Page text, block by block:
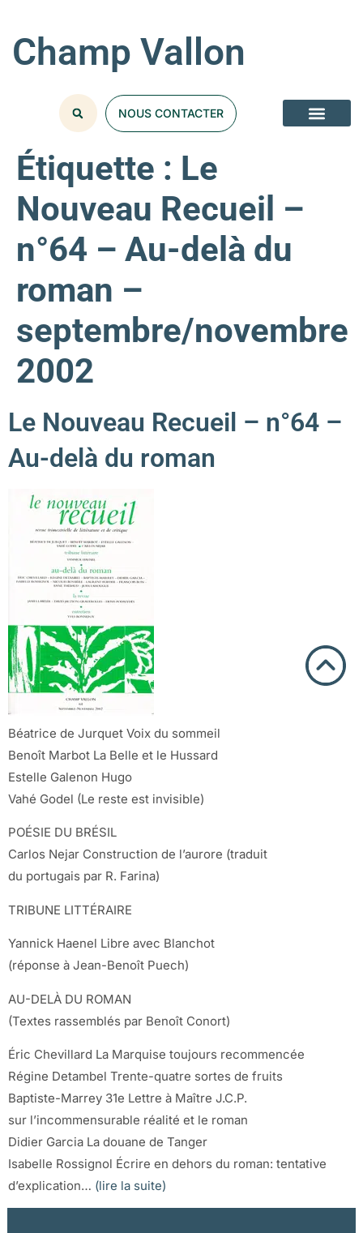
Champ Vallon
NOUS CONTACTER
Étiquette : Le
Nouveau Recueil –
n°64 – Au-delà du
roman –
septembre/novembre
2002
Le Nouveau Recueil – n°64 –
Au-delà du roman
Béatrice de Jurquet Voix du sommeil
Benoît Marbot La Belle et le Hussard
Estelle Galenon Hugo
Vahé Godel (Le reste est invisible)
POÉSIE DU BRÉSIL
Carlos Nejar Construction de l’aurore (traduit
du portugais par R. Farina)
TRIBUNE LITTÉRAIRE
Yannick Haenel Libre avec Blanchot
(réponse à Jean-Benoît Puech)
AU-DELÀ DU ROMAN
(Textes rassemblés par Benoît Conort)
Éric Chevillard La Marquise toujours recommencée
Régine Detambel Trente-quatre sortes de fruits
Baptiste-Marrey 31e Lettre à Maître J.C.P.
sur l’incommensurable réalité et le roman
Didier Garcia La douane de Tanger
Isabelle Rossignol Écrire en dehors du roman: tentative
d’explication… (lire la suite)